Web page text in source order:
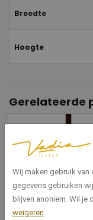
Breedte
Hoogte
Gerelateerde
3340 D.BRUIN
Wij maken gebruik
gegevens gebruiken
blijven anoniem. Wil je
weigeren